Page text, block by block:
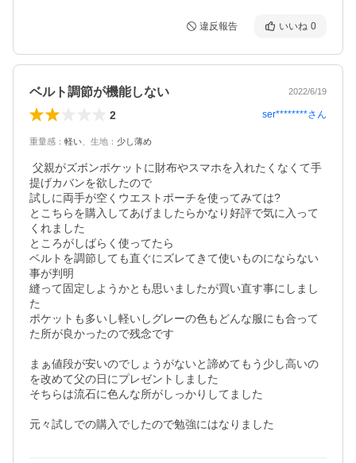
違反報告 いいね 0
ベルト調節が機能しない 2022/6/19
2 ser********さん
重量感 ： 軽い 生地 ： 少し薄め
提げカバンを欲したので
試しに両手が空くウエストポーチを使ってみては?
とこちらを購入してあげましたらかなり好評で気に入って
くれました
ところがしばらく使ってたら
ベルトを調節しても直ぐにズレてきて使いものにならない
事が判明
縫って固定しようかとも思いましたが買い直す事にしまし
た
ポケットも多いし軽いしグレーの色もどんな服にも合って
た所が良かったので残念です
まぁ値段が安いのでしょうがないと諦めてもう少し高いの
を改めて父の日にプレゼントしました
そちらは流石に色んな所がしっかりしてました
元々試しでの購入でしたので勉強にはなりました